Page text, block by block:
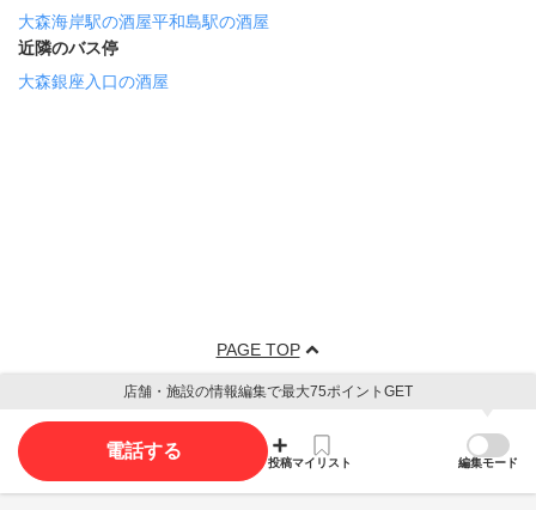
大森海岸駅の酒屋平和島駅の酒屋
近隣のバス停
大森銀座入口の酒屋
PAGE TOP
店舗・施設の情報編集で最大75ポイントGET
電話する
投稿マイリスト 編集モード